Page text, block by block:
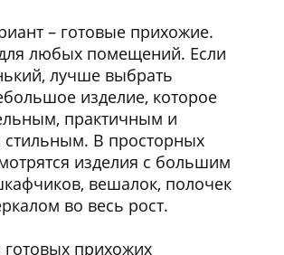
– готовые прихожие.
любых помещений. Если
лучше выбрать
изделие, которое
практичным и
В просторных
изделия с большим
вешалок, полочек
во весь рост.
прихожих